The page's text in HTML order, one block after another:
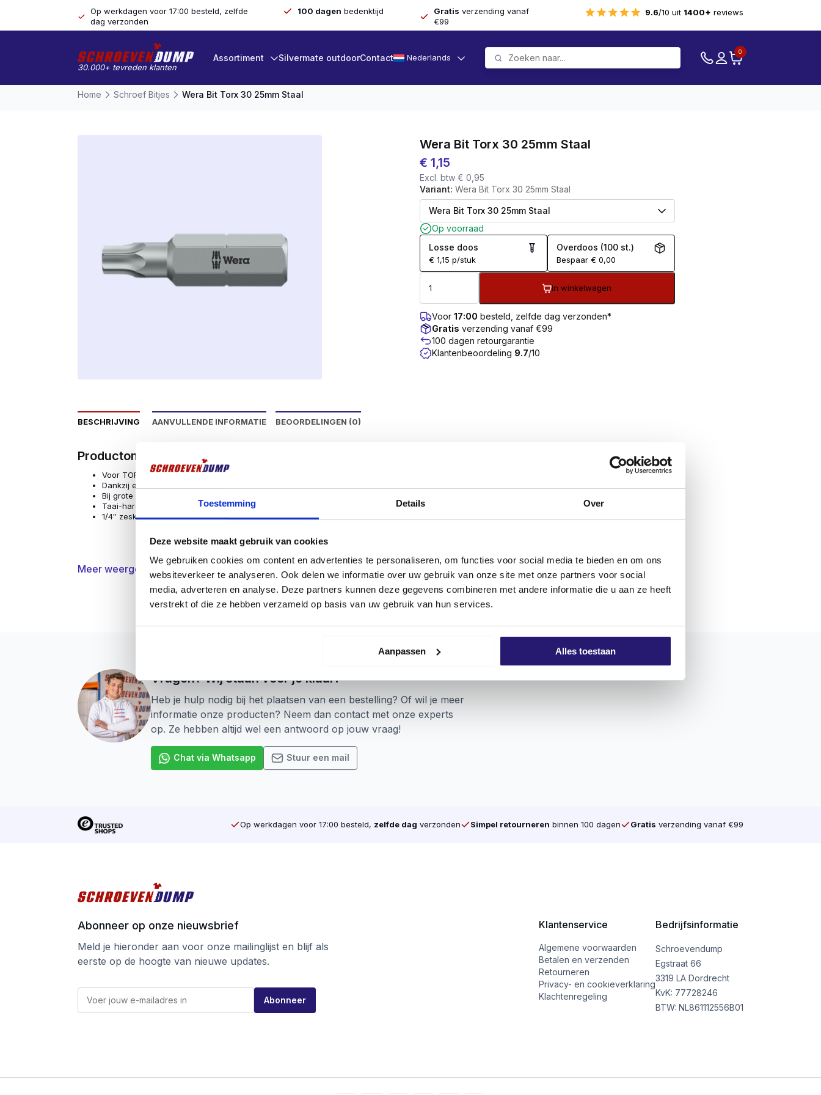
Toestemming Details Over
Deze website maakt gebruik van cookies
We gebruiken cookies om content en advertenties te personaliseren, om functies voor social media te bieden en om ons
websiteverkeer te analyseren. Ook delen we informatie over uw gebruik van onze site met onze partners voor social
media, adverteren en analyse. Deze partners kunnen deze gegevens combineren met andere informatie die u aan ze heeft
verstrekt of die ze hebben verzameld op basis van uw gebruik van hun services.
Aanpassen Alles toestaan
Op werkdagen voor 17:00 besteld, zelfde
dag verzonden
100 dagen bedenktijd Gratis verzending vanaf
€99
9.6/10 uit 1400+ reviews
30.000+ tevreden klanten
Assortiment Silvermate outdoorContact Nederlands
0
Home Schroef Bitjes Wera Bit Torx 30 25mm Staal
Wera Bit Torx 30 25mm Staal
€ 1,15
Excl. btw € 0,95
Variant: Wera Bit Torx 30 25mm Staal
Op voorraad
Losse doos
€ 1,15 p/stuk
Overdoos (100 st.)
Bespaar € 0,00
In winkelwagen
Voor 17:00 besteld, zelfde dag verzonden*
Gratis verzending vanaf €99
100 dagen retourgarantie
Klantenbeoordeling 9.7/10
BESCHRIJVING AANVULLENDE INFORMATIE BEOORDELINGEN (0)
Productomschrijving
Voor TORX® schroeven
Dankzij een conisch TORX® profiel bereikt dit gereedschap een betere grip in de schroef
Bij grote indringdiepte wordt een klemeffect bereikt
Taai-hard, voor universeel gebruik
1/4″ zeskant-aandrijving (Wera aansluiting serie 1)
Meer weergeven
Vragen? Wij staan voor je klaar!
Heb je hulp nodig bij het plaatsen van een bestelling? Of wil je meer
informatie onze producten? Neem dan contact met onze experts
op. Ze hebben altijd wel een antwoord op jouw vraag!
Chat via Whatsapp Stuur een mail
Op werkdagen voor 17:00 besteld, zelfde dag verzonden Simpel retourneren binnen 100 dagen Gratis verzending vanaf €99
Abonneer op onze nieuwsbrief
Meld je hieronder aan voor onze mailinglijst en blijf als
eerste op de hoogte van nieuwe updates.
-
E
m
Abonneer
Klantenservice
Algemene voorwaarden
Betalen en verzenden
Retourneren
Privacy- en cookieverklaring
Klachtenregeling
Bedrijfsinformatie
Schroevendump
Egstraat 66
3319 LA Dordrecht
KvK: 77728246
BTW: NL861112556B01